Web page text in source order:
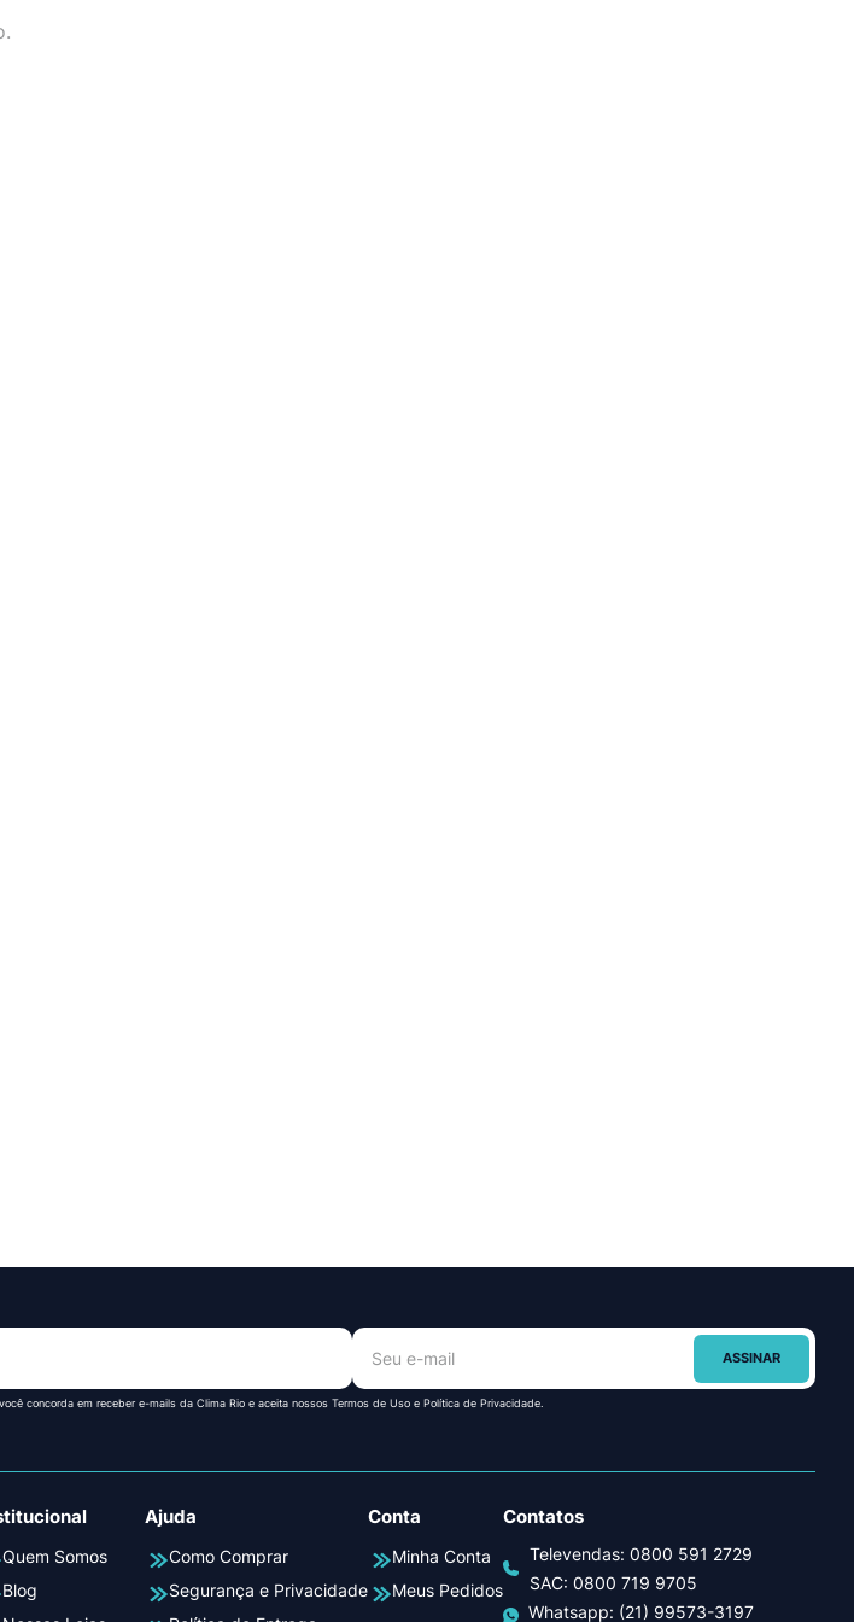
ASSINAR
concorda em receber e-mails da Clima Rio e aceita nossos Termos de Uso e Política de Privacidade.
Quem Somos
Blog
Ajuda
Como Comprar
Segurança e Privacidade
Conta
Minha Conta
Meus Pedidos
Contatos
Televendas: 0800 591 2729
SAC: 0800 719 9705
Whatsapp: (21) 99573-3197